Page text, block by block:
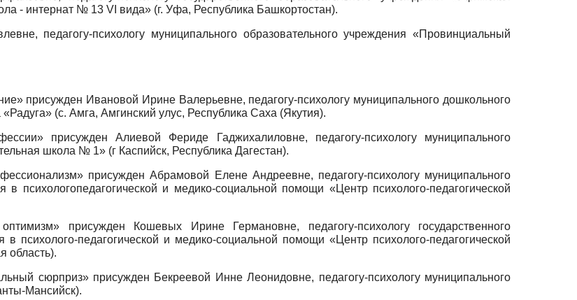
- интернат № 13 VI вида» (г. Уфа, Республика Башкортостан).
педагогу-психологу муниципального образовательного учреждения «Провинциальный
присужден Ивановой Ирине Валерьевне, педагогу-психологу муниципального дошкольного
(с. Амга, Амгинский улус, Республика Саха (Якутия).
присужден Алиевой Фериде Гаджихалиловне, педагогу-психологу муниципального
школа № 1» (г Каспийск, Республика Дагестан).
присужден Абрамовой Елене Андреевне, педагогу-психологу муниципального
психолого­педагогической и медико-социальной помощи «Центр психолого-педагогической
присужден Кошевых Ирине Германовне, педагогу-психологу государственного
психолого-педагогической и медико-социальной помощи «Центр психолого-педагогической
область).
сюрприз» присужден Бекреевой Инне Леонидовне, педагогу-психологу муниципального
Мансийск).